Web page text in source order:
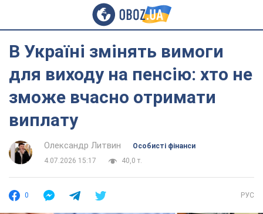
В Україні змінять вимоги
для виходу на пенсію: хто не
зможе вчасно отримати
виплату
Олександр Литвин
Особисті фінанси
4.07.2026 15:17
40,0 т.
0 РУС